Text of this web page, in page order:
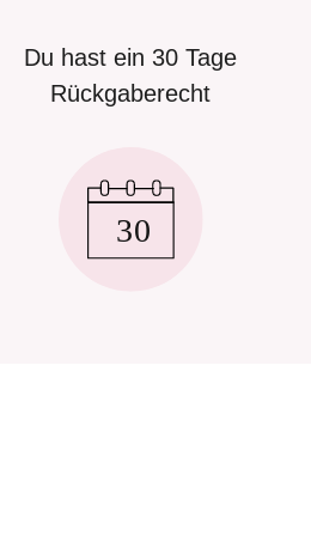
Du hast ein 30 Tage
Rückgaberecht